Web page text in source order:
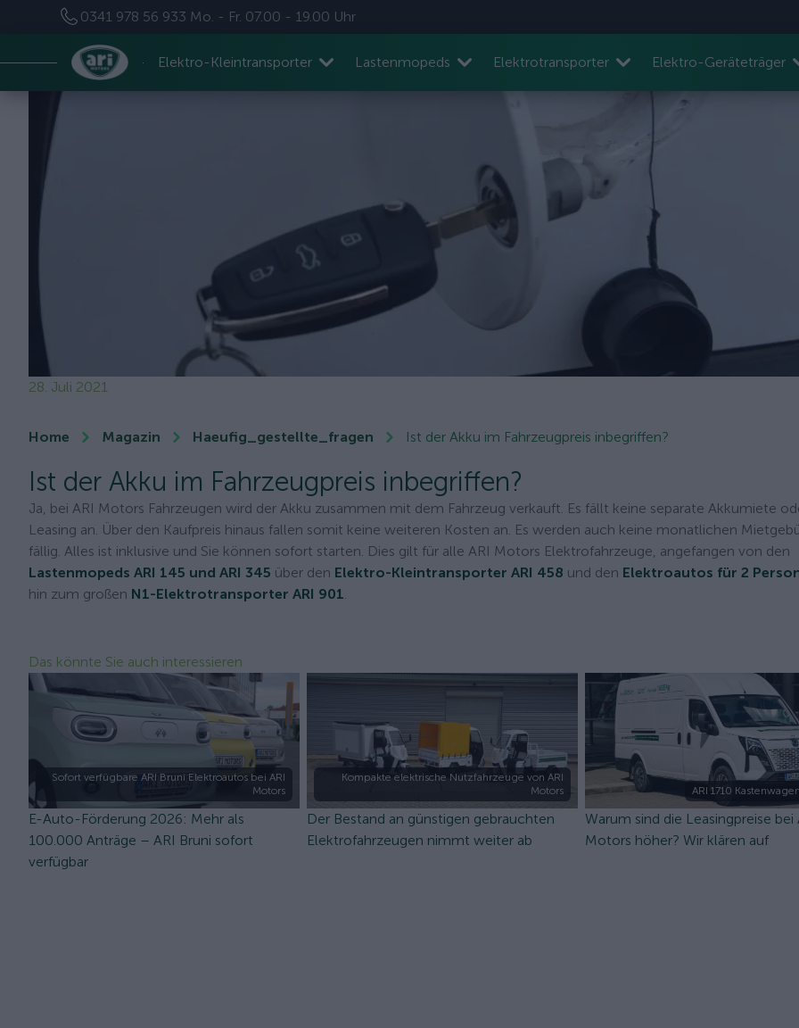
0341 978 56 933 Mo. - Fr. 07.00 - 19.00 Uhr
Elektro-Kleintransporter Lastenmopeds Elektrotransporter Elektro-Geräteträger
28. Juli 2021
Home Magazin Haeufig_gestellte_fragen Ist der Akku im Fahrzeugpreis inbegriffen?
Ist der Akku im Fahrzeugpreis inbegriffen?
Ja, bei ARI Motors Fahrzeugen wird der Akku zusammen mit dem Fahrzeug verkauft. Es fällt keine separate Akkumiete
Leasing an. Über den Kaufpreis hinaus fallen somit keine weiteren Kosten an. Es werden auch keine monatlichen
fällig. Alles ist inklusive und Sie können sofort starten. Dies gilt für alle ARI Motors Elektrofahrzeuge, angefangen von den
Lastenmopeds ARI 145 und ARI 345 über den Elektro-Kleintransporter ARI 458 und den Elektroautos für 2
hin zum großen N1-Elektrotransporter ARI 901.
Das könnte Sie auch interessieren
Sofort verfügbare ARI Bruni Elektroautos bei ARI
Motors
E-Auto-Förderung 2026: Mehr als
100.000 Anträge – ARI Bruni sofort
verfügbar
Kompakte elektrische Nutzfahrzeuge von ARI
Motors
Der Bestand an günstigen gebrauchten
Elektrofahrzeugen nimmt weiter ab
ARI 1710
Warum sind die Leasingpreise bei
Motors höher? Wir klären auf